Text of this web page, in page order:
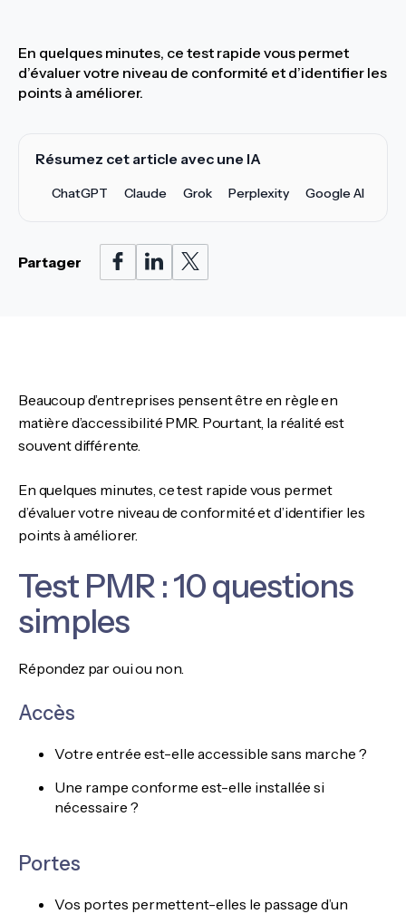
En quelques minutes, ce test rapide vous permet
d’évaluer votre niveau de conformité et d’identifier les
points à améliorer.
Résumez cet article avec une IA
ChatGPT Claude Grok Perplexity Google AI
Partager
Beaucoup d’entreprises pensent être en règle en
matière d’accessibilité PMR. Pourtant, la réalité est
souvent différente.
En quelques minutes, ce test rapide vous permet
d’évaluer votre niveau de conformité et d’identifier les
points à améliorer.
Test PMR : 10 questions
simples
Répondez par oui ou non.
Accès
Votre entrée est-elle accessible sans marche ?
Une rampe conforme est-elle installée si
nécessaire ?
Portes
Vos portes permettent-elles le passage d’un